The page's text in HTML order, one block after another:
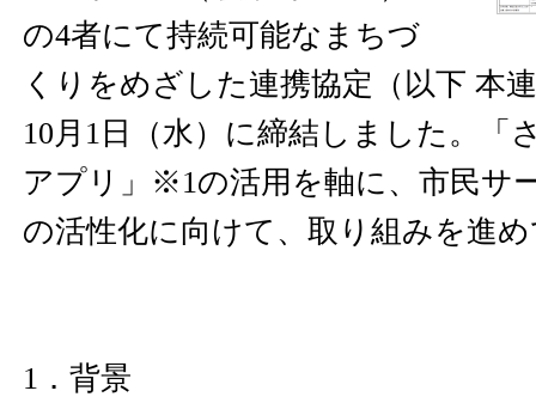
の4者にて持続可能なまちづ
くりをめざした連携協定（以下 本
10月1日（水）に締結しました。「
アプリ」※1の活用を軸に、市民サ
の活性化に向けて、取り組みを進
1．背景